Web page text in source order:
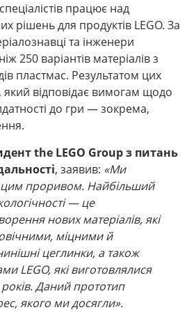
працює над
рішень для продуктів LEGO. За
та інженери
250 варіантів матеріалів з
пластмас. Результатом цих
який відповідає вимогам щодо
до гри — зокрема,
the LEGO Group з питань
, заявив: «Ми
цим проривом. Найбільший
— це
нових матеріалів, які
міцними й
цеглинки, а також
LEGO, які виготовлялися
Даний прототип
якого ми досягли».